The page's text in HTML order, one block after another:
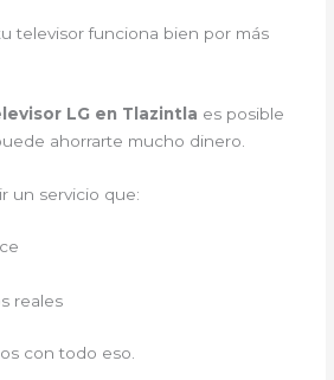
televisor funciona bien por más
LG en Tlazintla es posible
ahorrarte mucho dinero.
un servicio que:
reales
con todo eso.